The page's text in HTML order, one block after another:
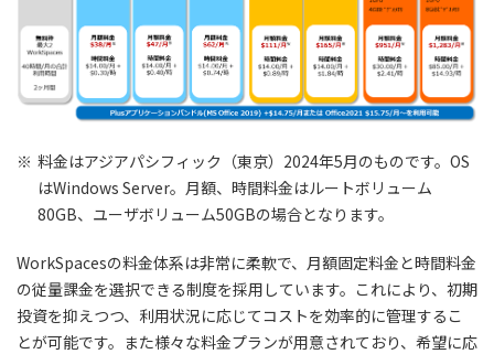
※ 料金はアジアパシフィック（東京）2024年5月のものです。OS
はWindows Server。月額、時間料金はルートボリューム
80GB、ユーザボリューム50GBの場合となります。
WorkSpacesの料金体系は非常に柔軟で、月額固定料金と時間料金
の従量課金を選択できる制度を採用しています。これにより、初期
投資を抑えつつ、利用状況に応じてコストを効率的に管理するこ
とが可能です。また様々な料金プランが用意されており、希望に応